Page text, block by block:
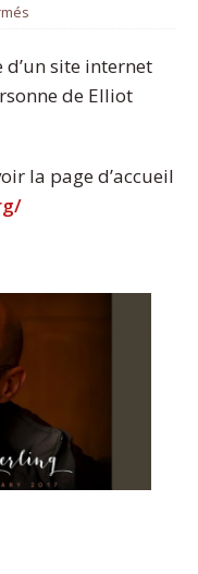
site internet
de Elliot
la page d’accueil